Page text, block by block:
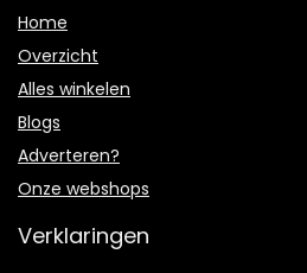
Home
Overzicht
Alles winkelen
Blogs
Adverteren?
Onze webshops
Verklaringen